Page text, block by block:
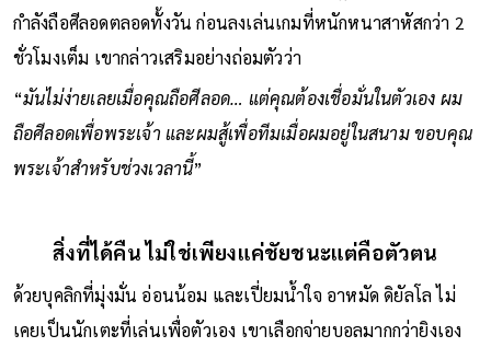
กำลังถือศีลอดตลอดทั้งวัน ก่อนลงเล่นเกมที่หนักหนาสาหัสกว่า 2
ชั่วโมงเต็ม เขากล่าวเสริมอย่างถ่อมตัวว่า
“มันไม่ง่ายเลยเมื่อคุณถือศีลอด… แต่คุณต้องเชื่อมั่นในตัวเอง ผม
ถือศีลอดเพื่อพระเจ้า และผมสู้เพื่อทีมเมื่อผมอยู่ในสนาม ขอบคุณ
พระเจ้าสำหรับช่วงเวลานี้”
สิ่งที่ได้คืน ไม่ใช่เพียงแค่ชัยชนะแต่คือตัวตน
ด้วยบุคลิกที่มุ่งมั่น อ่อนน้อม และเปี่ยมน้ำใจ อาหมัด ดิยัลโล ไม่
เคยเป็นนักเตะที่เล่นเพื่อตัวเอง เขาเลือกจ่ายบอลมากกว่ายิงเอง